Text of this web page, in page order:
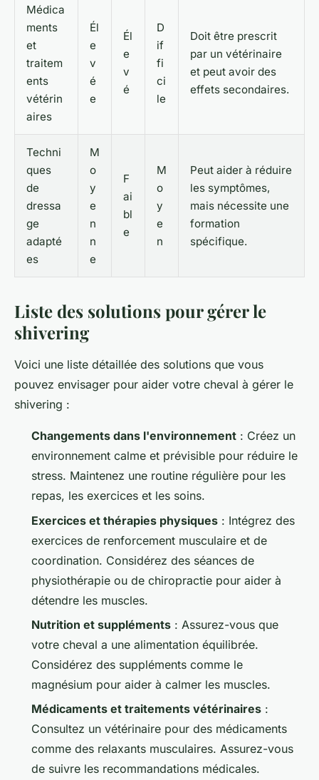
Médica
ments
et
traitem
ents
vétérin
aires
Él
e
v
é
e
Él
e
v
é
D
if
fi
ci
le
Doit être prescrit
par un vétérinaire
et peut avoir des
effets secondaires.
Techni
ques
de
dressa
ge
adapté
es
M
o
y
e
n
n
e
F
ai
bl
e
M
o
y
e
n
Peut aider à réduire
les symptômes,
mais nécessite une
formation
spécifique.
Liste des solutions pour gérer le
shivering
Voici une liste détaillée des solutions que vous
pouvez envisager pour aider votre cheval à gérer le
shivering :
Changements dans l'environnement : Créez un
environnement calme et prévisible pour réduire le
stress. Maintenez une routine régulière pour les
repas, les exercices et les soins.
Exercices et thérapies physiques : Intégrez des
exercices de renforcement musculaire et de
coordination. Considérez des séances de
physiothérapie ou de chiropractie pour aider à
détendre les muscles.
Nutrition et suppléments : Assurez-vous que
votre cheval a une alimentation équilibrée.
Considérez des suppléments comme le
magnésium pour aider à calmer les muscles.
Médicaments et traitements vétérinaires :
Consultez un vétérinaire pour des médicaments
comme des relaxants musculaires. Assurez-vous
de suivre les recommandations médicales.